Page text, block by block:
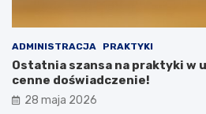
ADMINISTRACJA PRAKTYKI
Ostatnia szansa na praktyki w
cenne doświadczenie!
28 maja 2026